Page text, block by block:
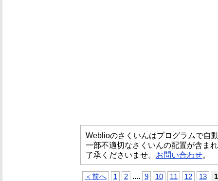
Weblioのさくいんはプログラムで自
一部不適切なさくいんの配置が含ま
了承くださいませ。 お問い合わせ。
＜前へ 1 2 .... 9 10 11 12 13